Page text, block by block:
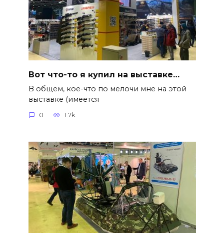
Вот что-то я купил на выставке…
В общем, кое-что по мелочи мне на этой
выставке (имеется
0 1.7k.